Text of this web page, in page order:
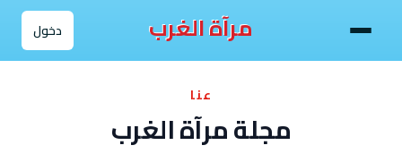
مرآة الغرب دخول
عنا
مجلة مرآة الغرب